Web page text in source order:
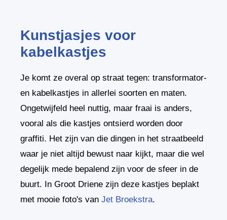
Kunstjasjes voor
kabelkastjes
Je komt ze overal op straat tegen: transformator-
en kabelkastjes in allerlei soorten en maten.
Ongetwijfeld heel nuttig, maar fraai is anders,
vooral als die kastjes ontsierd worden door
graffiti. Het zijn van die dingen in het straatbeeld
waar je niet altijd bewust naar kijkt, maar die wel
degelijk mede bepalend zijn voor de sfeer in de
buurt. In Groot Driene zijn deze kastjes beplakt
met mooie foto's van Jet Broekstra.